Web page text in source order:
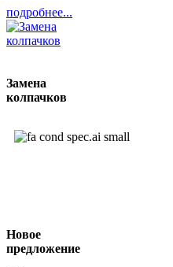
подробнее...
Замена
колпачков
Новое
предложение